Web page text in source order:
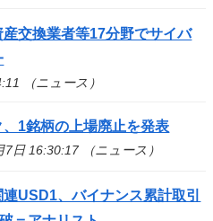
交換業者等17分野でサイバ
（ニュース）
、1銘柄の上場廃止を発表
7日 16:30:17 （ニュース）
連USD1、バイナンス累計取引